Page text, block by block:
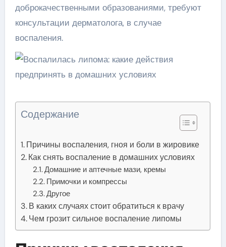
доброкачественными образованиями, требуют
консультации дерматолога, в случае
воспаления.
Содержание
Причины воспаления, гноя и боли в жировике
Как снять воспаление в домашних условиях
Домашние и аптечные мази, кремы
Примочки и компрессы
Другое
В каких случаях стоит обратиться к врачу
Чем грозит сильное воспаление липомы